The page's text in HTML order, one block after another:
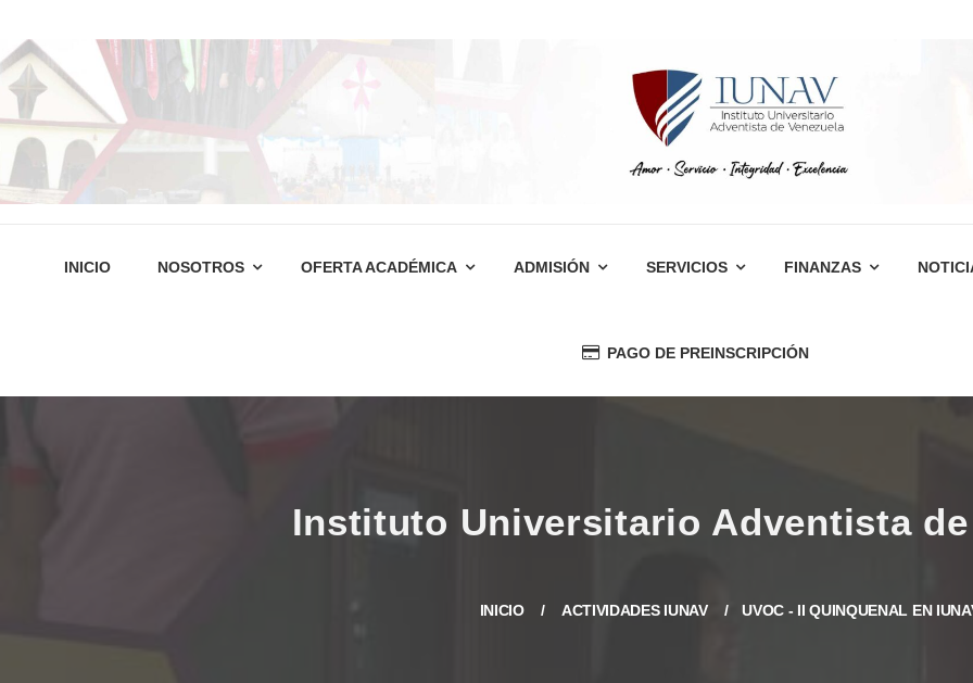
INICIO NOSOTROS OFERTA ACADÉMICA ADMISIÓN SERVICIOS FINANZAS
PAGO DE PREINSCRIPCIÓN
INICIO ACTIVIDADES IUNAV UVOC - II QUINQUENAL EN